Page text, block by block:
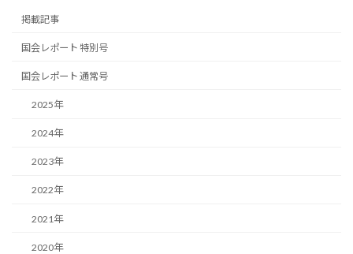
掲載記事
国会レポート 特別号
国会レポート 通常号
2025年
2024年
2023年
2022年
2021年
2020年